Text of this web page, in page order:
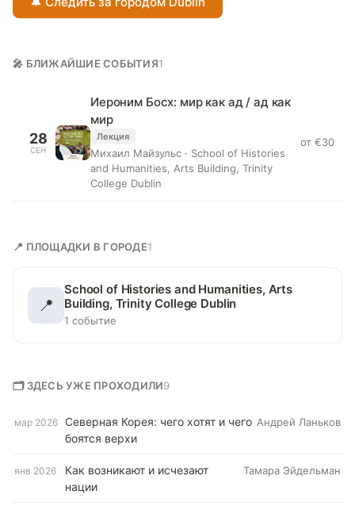
🎤 БЛИЖАЙШИЕ СОБЫТИЯ1
28
СЕН
Иероним Босх: мир как ад / ад как
мир
Лекция
Михаил Майзульс · School of Histories
and Humanities, Arts Building, Trinity
College Dublin
от €30
📍 ПЛОЩАДКИ В ГОРОДЕ1
📍
School of Histories and Humanities, Arts
Building, Trinity College Dublin
1 событие
🗂 ЗДЕСЬ УЖЕ ПРОХОДИЛИ9
мар 2026
Северная Корея: чего хотят и чего
боятся верхи
Андрей Ланьков
янв 2026
Как возникают и исчезают
нации
Тамара Эйдельман